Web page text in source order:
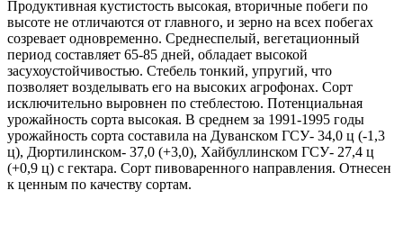
Продуктивная кустистость высокая, вторичные побеги по
высоте не отличаются от главного, и зерно на всех побегах
созревает одновременно. Среднеспелый, вегетационный
период составляет 65-85 дней, обладает высокой
засухоустойчивостью. Стебель тонкий, упругий, что
позволяет возделывать его на высоких агрофонах. Сорт
исключительно выровнен по стеблестою. Потенциальная
урожайность сорта высокая. В среднем за 1991-1995 годы
урожайность сорта составила на Дуванском ГСУ- 34,0 ц (-1,3
ц), Дюртилинском- 37,0 (+3,0), Хайбуллинском ГСУ- 27,4 ц
(+0,9 ц) с гектара. Сорт пивоваренного направления. Отнесен
к ценным по качеству сортам.